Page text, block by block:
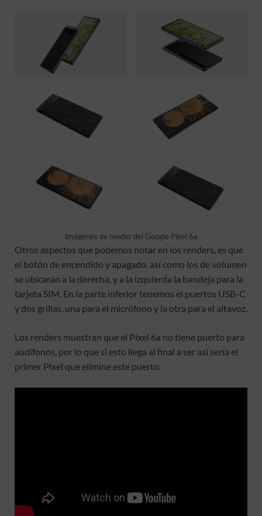
Imágenes de render del Google Pixel 6a
Otros aspectos que podemos notar en los renders, es que
el botón de encendido y apagado, así como los de volumen
se ubicarán a la derecha, y a la izquierda la bandeja para la
tarjeta SIM. En la parte inferior tenemos el puertos USB-C
y dos grillas, una para el micrófono y la otra para el altavoz.
Los renders muestran que el Pixel 6a no tiene puerto para
audífonos, por lo que si esto llega al final a ser así sería el
primer Pixel que elimine este puerto.